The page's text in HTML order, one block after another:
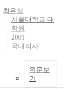
최은실
서울대학교 대
학원
2001
국내석사
원문보
기